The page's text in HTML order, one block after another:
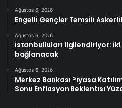
Ağustos 6, 2026
Engelli Gençler Temsili
Ağustos 6, 2026
İstanbulluları ilgilendiriyor:
bağlanacak
Ağustos 6, 2026
Merkez Bankası Piyasa
Sonu Enflasyon Beklentisi